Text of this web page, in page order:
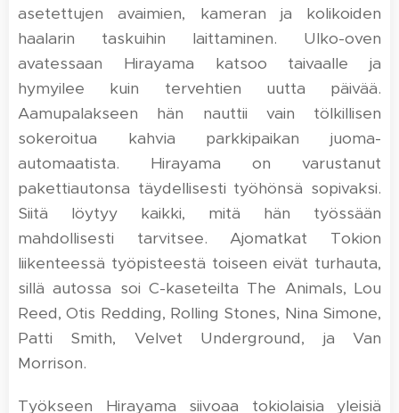
asetettujen avaimien, kameran ja kolikoiden
haalarin taskuihin laittaminen. Ulko-oven
avatessaan Hirayama katsoo taivaalle ja
hymyilee kuin tervehtien uutta päivää.
Aamupalakseen hän nauttii vain tölkillisen
sokeroitua kahvia parkkipaikan juoma-
automaatista. Hirayama on varustanut
pakettiautonsa täydellisesti työhönsä sopivaksi.
Siitä löytyy kaikki, mitä hän työssään
mahdollisesti tarvitsee. Ajomatkat Tokion
liikenteessä työpisteestä toiseen eivät turhauta,
sillä autossa soi C-kaseteilta The Animals, Lou
Reed, Otis Redding, Rolling Stones, Nina Simone,
Patti Smith, Velvet Underground, ja Van
Morrison.
Työkseen Hirayama siivoaa tokiolaisia yleisiä